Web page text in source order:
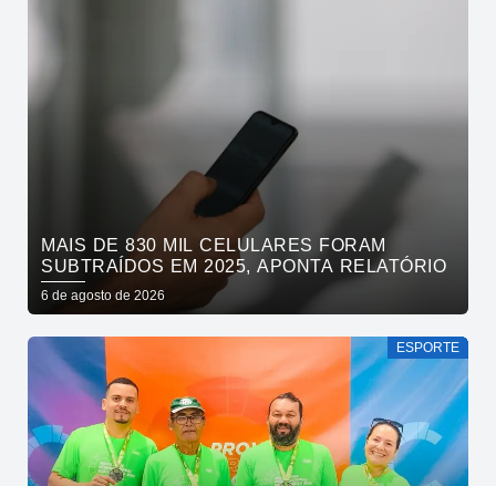
MAIS DE 830 MIL CELULARES FORAM
SUBTRAÍDOS EM 2025, APONTA RELATÓRIO
6 de agosto de 2026
ESPORTE